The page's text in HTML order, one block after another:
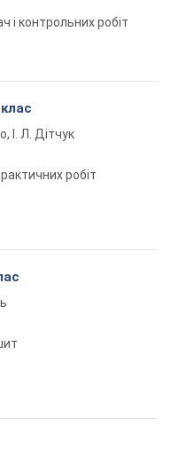
і контрольних робіт
І. Л. Дітчук
робіт